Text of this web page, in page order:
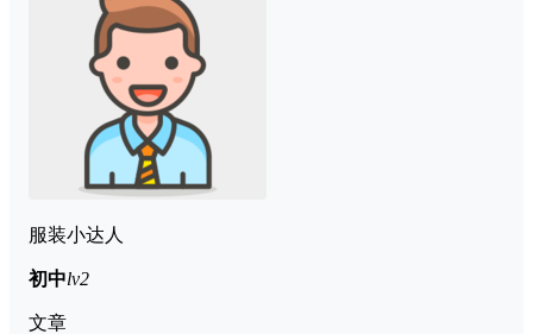
服装小达人
初中lv2
文章